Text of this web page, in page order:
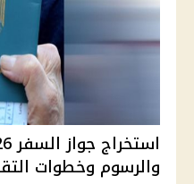
والرسوم وخطوات